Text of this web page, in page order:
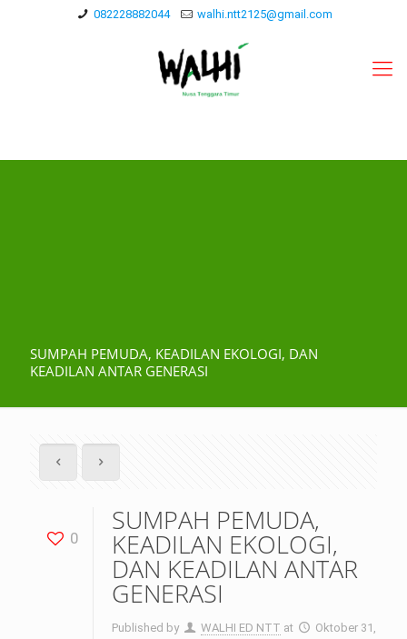
082228882044 walhi.ntt2125@gmail.com
SUMPAH PEMUDA, KEADILAN EKOLOGI, DAN
KEADILAN ANTAR GENERASI
0
SUMPAH PEMUDA,
KEADILAN EKOLOGI,
DAN KEADILAN ANTAR
GENERASI
Published by WALHI ED NTT at
Oktober 31,